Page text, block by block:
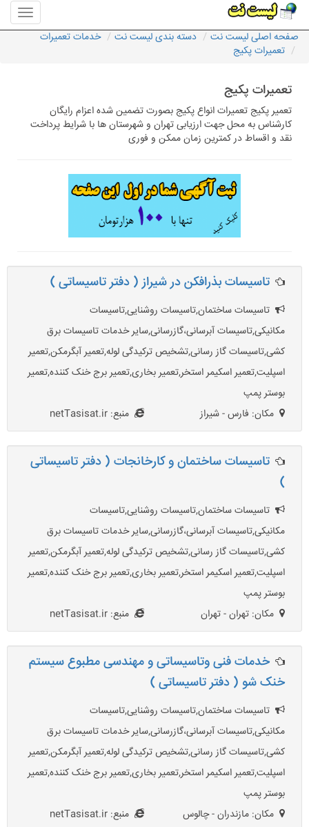
منوی
سایت
صفحه اصلی لیست نت دسته بندی لیست نت
خدمات تعمیرات
تعمیرات پکیج
تعمیرات پکیج
تعمیر پکیج تعمیرات انواع پکیج بصورت تضمین شده اعزام رایگان
کارشناس به محل جهت ارزیابی تهران و شهرستان ها با شرایط پرداخت
نقد و اقساط در کمترین زمان ممکن و فوری
تاسیسات بذرافکن در شیراز ( دفتر تاسیساتی )
تاسیسات ساختمان,تاسیسات روشنایی,تاسیسات
مکانیکی,تاسیسات آبرسانی،گازرسانی,سایر خدمات تاسیسات برق
کشی,تاسیسات گاز رسانی,تشخیص ترکیدگی لوله,تعمیر آبگرمکن,تعمیر
اسپلیت,تعمیر اسکیمر استخر,تعمیر بخاری,تعمیر برج خنک کننده,تعمیر
بوستر پمپ
مکان: فارس - شیراز
منبع: netTasisat.ir
تاسیسات ساختمان و کارخانجات ( دفتر تاسیساتی
)
تاسیسات ساختمان,تاسیسات روشنایی,تاسیسات
مکانیکی,تاسیسات آبرسانی،گازرسانی,سایر خدمات تاسیسات برق
کشی,تاسیسات گاز رسانی,تشخیص ترکیدگی لوله,تعمیر آبگرمکن,تعمیر
اسپلیت,تعمیر اسکیمر استخر,تعمیر بخاری,تعمیر برج خنک کننده,تعمیر
بوستر پمپ
مکان: تهران - تهران
منبع: netTasisat.ir
خدمات فنی وتاسیساتی و مهندسی مطبوع سیستم
خنک شو ( دفتر تاسیساتی )
تاسیسات ساختمان,تاسیسات روشنایی,تاسیسات
مکانیکی,تاسیسات آبرسانی،گازرسانی,سایر خدمات تاسیسات برق
کشی,تاسیسات گاز رسانی,تشخیص ترکیدگی لوله,تعمیر آبگرمکن,تعمیر
اسپلیت,تعمیر اسکیمر استخر,تعمیر بخاری,تعمیر برج خنک کننده,تعمیر
بوستر پمپ
مکان: مازندران - چالوس
منبع: netTasisat.ir